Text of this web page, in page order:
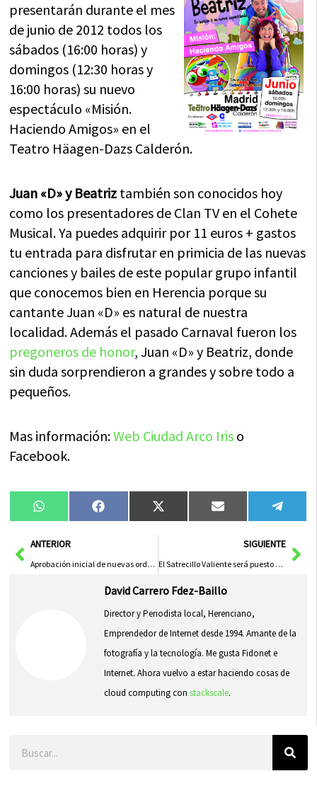
presentarán durante el mes
de junio de 2012 todos los
sábados (16:00 horas) y
domingos (12:30 horas y
16:00 horas) su nuevo
espectáculo «Misión.
Haciendo Amigos» en el
Teatro Häagen-Dazs Calderón.
Juan «D» y Beatriz también son conocidos hoy
como los presentadores de Clan TV en el Cohete
Musical. Ya puedes adquirir por 11 euros + gastos
tu entrada para disfrutar en primicia de las nuevas
canciones y bailes de este popular grupo infantil
que conocemos bien en Herencia porque su
cantante Juan «D» es natural de nuestra
localidad. Además el pasado Carnaval fueron los
pregoneros de honor, Juan «D» y Beatriz, donde
sin duda sorprendieron a grandes y sobre todo a
pequeños.
Mas información:Web Ciudad Arco Iris o
Facebook.
Compartir
en
WhatsAppCompartir
en
FacebookCompartir
en
X
(Twitter)
Compartir
en
Email
en
AntANTERIOR
Aprobación inicial de nuevas ordenanzas municipales
SIGUIENTE
El Satrecillo Valiente será puesto en escena en Herencia
David Carrero Fdez-Baillo
Director y Periodista local, Herenciano,
Emprendedor de Internet desde 1994. Amante de la
fotografía y la tecnología. Me gusta Fidonet e
Internet. Ahora vuelvo a estar haciendo cosas de
cloud computing con stackscale.